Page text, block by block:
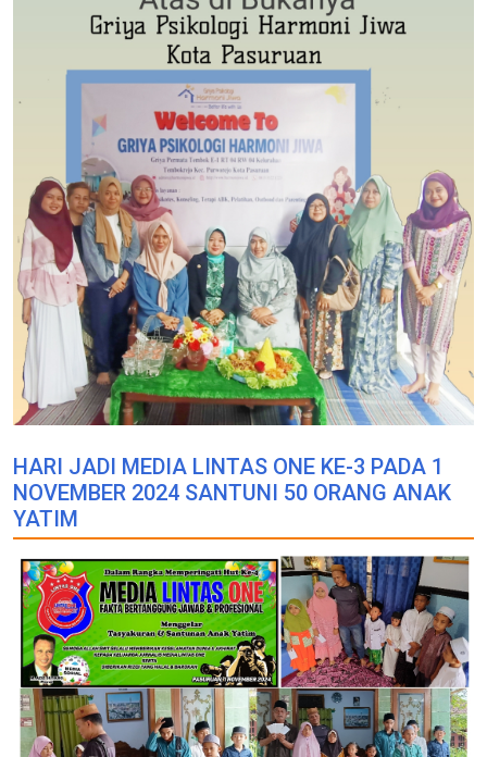
HARI JADI MEDIA LINTAS ONE KE-3 PADA 1
NOVEMBER 2024 SANTUNI 50 ORANG ANAK
YATIM